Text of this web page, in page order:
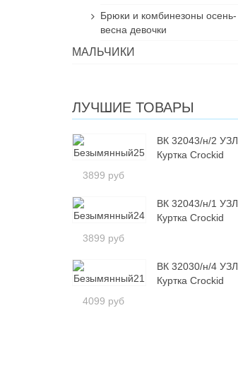
Брюки и комбинезоны осень-
весна девочки
МАЛЬЧИКИ
ЛУЧШИЕ ТОВАРЫ
ВК 32043/н/2 УЗЛ
Куртка Crockid
3899 руб
ВК 32043/н/1 УЗЛ
Куртка Crockid
3899 руб
ВК 32030/н/4 УЗЛ
Куртка Crockid
4099 руб